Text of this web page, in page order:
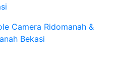
Camera Ridomanah &
Bekasi